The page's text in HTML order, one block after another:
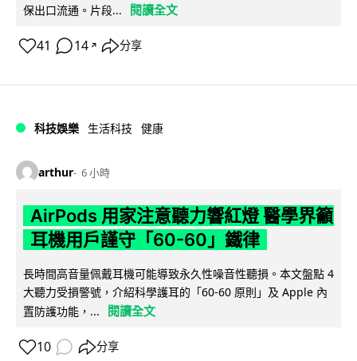
保出口流通。片段...
閱讀全文
41 14 ↗ 分享
科技娛樂 生活科技 健康
arthur 6 小時
AirPods 用家注意聽力響紅燈 醫學界籲
耳機用戶謹守「60-60」鐵律
長時間高音量佩戴耳機可能導致永久性噪音性聽損。本文盤點 4
大聽力受損警號，介紹科學護耳的「60-60 原則」及 Apple 內
置防護功能，...
閱讀全文
10 分享